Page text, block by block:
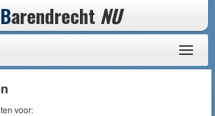
Barendrecht NU
voor: